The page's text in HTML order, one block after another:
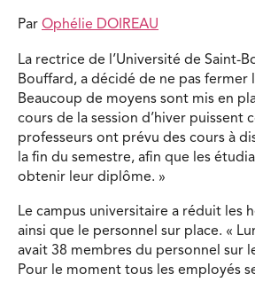
Par Ophélie DOIREAU
La rectrice de l’Université de Saint-
Bouffard, a décidé de ne pas fermer
Beaucoup de moyens sont mis en
cours de la session d’hiver puissent
professeurs ont prévu des cours à
la fin du semestre, afin que les
obtenir leur diplôme. »
Le campus universitaire a réduit les
ainsi que le personnel sur place. «
avait 38 membres du personnel sur
Pour le moment tous les employés